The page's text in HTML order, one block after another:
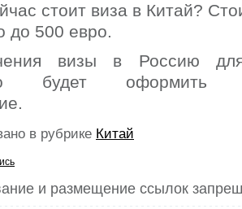
стоит виза в Китай?
до 500 евро.
визы в Россию
будет оформить
в рубрике Китай
и размещение ссылок